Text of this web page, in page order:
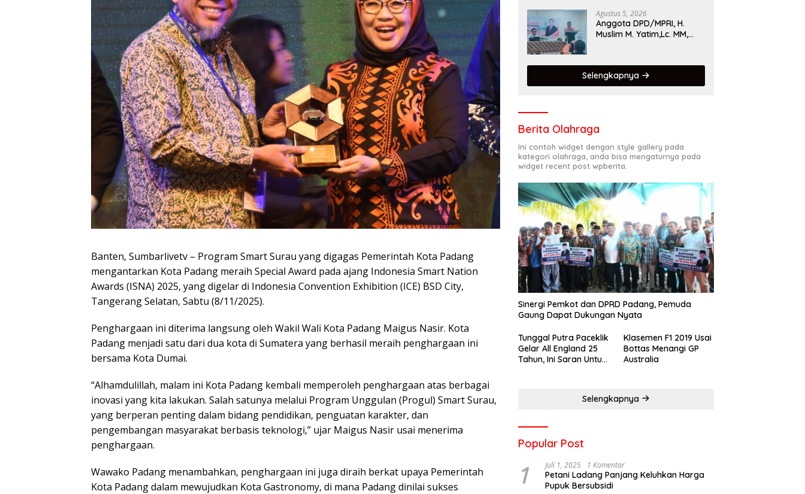
Banten, Sumbarlivetv – Program Smart Surau yang digagas Pemerintah Kota Padang
mengantarkan Kota Padang meraih Special Award pada ajang Indonesia Smart Nation
Awards (ISNA) 2025, yang digelar di Indonesia Convention Exhibition (ICE) BSD City,
Tangerang Selatan, Sabtu (8/11/2025).
Penghargaan ini diterima langsung oleh Wakil Wali Kota Padang Maigus Nasir. Kota
Padang menjadi satu dari dua kota di Sumatera yang berhasil meraih penghargaan ini
bersama Kota Dumai.
“Alhamdulillah, malam ini Kota Padang kembali memperoleh penghargaan atas berbagai
inovasi yang kita lakukan. Salah satunya melalui Program Unggulan (Progul) Smart Surau,
yang berperan penting dalam bidang pendidikan, penguatan karakter, dan
pengembangan masyarakat berbasis teknologi,” ujar Maigus Nasir usai menerima
penghargaan.
Wawako Padang menambahkan, penghargaan ini juga diraih berkat upaya Pemerintah
Kota Padang dalam mewujudkan Kota Gastronomy, di mana Padang dinilai sukses
Hasil Maksimal
Agustus 5, 2026
Anggota DPD/MPRI, H.
Muslim M. Yatim,Lc. MM,
satu garda terdepan
dalam Bencana
Selengkapnya
Berita Olahraga
Ini contoh widget dengan style gallery pada
kategori olahraga, anda bisa mengaturnya pada
widget recent post wpberita.
Sinergi Pemkot dan DPRD Padang, Pemuda
Gaung Dapat Dukungan Nyata
Tunggal Putra Paceklik
Gelar All England 25
Tahun, Ini Saran Untuk
Klasemen F1 2019 Usai
Bottas Menangi GP
Australia
Selengkapnya
Popular Post
1 Juli 1, 2025 1 Komentar
Petani Ladang Panjang Keluhkan Harga
Pupuk Bersubsidi